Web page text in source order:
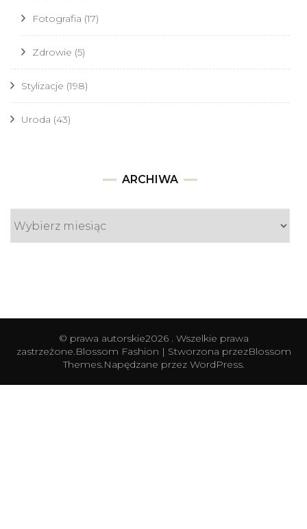
Fotografia (17)
Zdrowie (5)
Stylizacje (198)
Uroda (43)
ARCHIWA
Archiwa
© prawa autorskie2026 . Wszelkie prawa
zastrzeżone.Blossom Fashion | Stworzona przezBlossom
Themes.Napędzane przez WordPress.